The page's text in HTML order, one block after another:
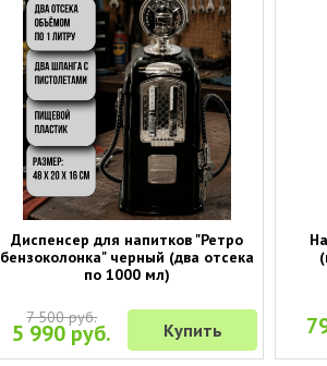
Диспенсер для напитков "Ретро
бензоколонка" черный (два отсека
по 1000 мл)
7 500 руб.
5 990 руб. Купить